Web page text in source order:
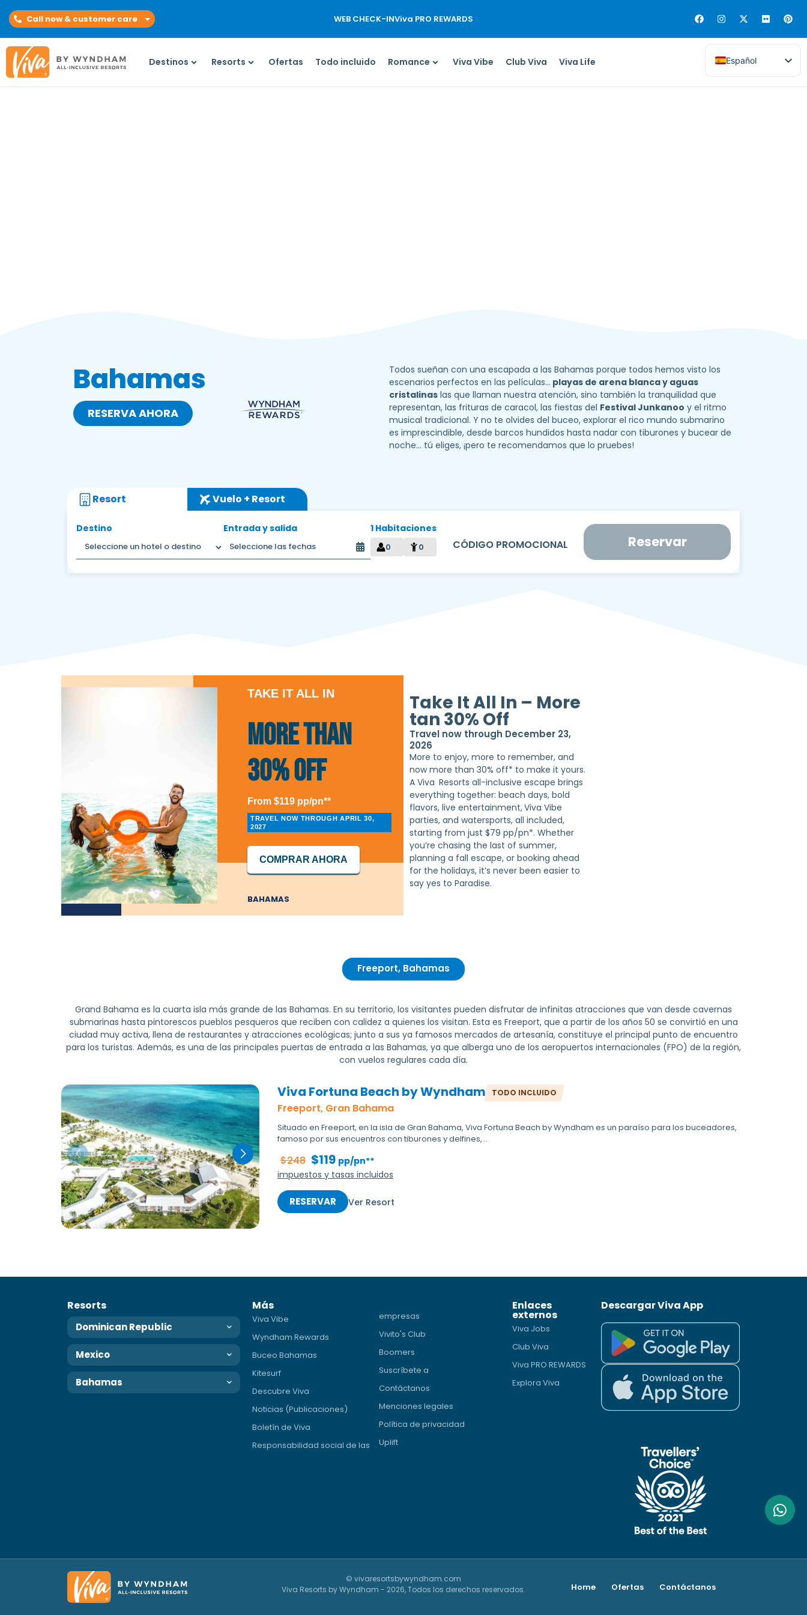
Call now & customer care WEB CHECK-INViva PRO REWARDS
Destinos Resorts Ofertas Todo incluido Romance Viva Vibe Club Viva Viva Life Español
Bahamas
RESERVA AHORA
Todos sueñan con una escapada a las Bahamas porque todos hemos visto los
escenarios perfectos en las películas… playas de arena blanca y aguas
cristalinas las que llaman nuestra atención, sino también la tranquilidad que
representan, las frituras de caracol, las fiestas del Festival Junkanoo y el ritmo
musical tradicional. Y no te olvides del buceo, explorar el rico mundo submarino
es imprescindible, desde barcos hundidos hasta nadar con tiburones y bucear de
noche... tú eliges, ¡pero te recomendamos que lo pruebes!
Resort Vuelo + Resort
Destino Entrada y salida 1 Habitaciones
0 0 Reservar
TAKE IT ALL IN
More than
30% Off
From $119 pp/pn**
TRAVEL NOW THROUGH APRIL 30,
2027
BAHAMAS
COMPRAR AHORA
Take It All In – More
tan 30% Off
Travel now through December 23,
2026
More to enjoy, more to remember, and
now more than 30% off* to make it yours.
A Viva Resorts all-inclusive escape brings
everything together: beach days, bold
flavors, live entertainment,Viva Vibe
parties, and watersports, all included,
starting from just $79 pp/pn*. Whether
you’re chasing the last of summer,
planning a fall escape, or booking ahead
for the holidays, it’s never been easier to
say yes to Paradise.
Freeport, Bahamas
Grand Bahama es la cuarta isla más grande de las Bahamas. En su territorio, los visitantes pueden disfrutar de infinitas atracciones que van desde cavernas
submarinas hasta pintorescos pueblos pesqueros que reciben con calidez a quienes los visitan. Esta es Freeport, que a partir de los años 50 se convirtió en una
ciudad muy activa, llena de restaurantes y atracciones ecológicas; junto a sus ya famosos mercados de artesanía, constituye el principal punto de encuentro
para los turistas. Además, es una de las principales puertas de entrada a las Bahamas, ya que alberga uno de los aeropuertos internacionales (FPO) de la región,
con vuelos regulares cada día.
Viva Fortuna Beach by Wyndham
Freeport, Gran Bahama
TODO INCLUIDO
Situado en Freeport, en la isla de Gran Bahama, Viva Fortuna Beach by Wyndham es un paraíso para los buceadores,
famoso por sus encuentros con tiburones y delfines,...
$248 $119 pp/pn**
impuestos y tasas incluidos
RESERVAR Ver Resort
Resorts
Dominican Republic
Mexico
Bahamas
Más
Viva Vibe
Wyndham Rewards
Buceo Bahamas
Kitesurf
Descubre Viva
Noticias (Publicaciones)
Boletín de Viva
Responsabilidad social de las
empresas
Vivito's Club
Boomers
Suscríbete a
Contáctanos
Menciones legales
Política de privacidad
Uplift
Enlaces
externos
Viva Jobs
Club Viva
Viva PRO REWARDS
Explora Viva
Descargar Viva App
© vivaresortsbywyndham.com
Viva Resorts by Wyndham - 2026, Todos los derechos reservados.
Home Ofertas Contáctanos